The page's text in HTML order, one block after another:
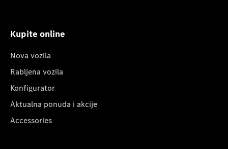
Kupite online
Nova vozila
Rabljena vozila
Konfigurator
Aktualna ponuda i akcije
Accessories